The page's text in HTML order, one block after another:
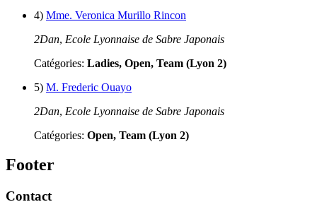
4) Mme. Veronica Murillo Rincon
2Dan, Ecole Lyonnaise de Sabre Japonais
Catégories: Ladies, Open, Team (Lyon 2)
5) M. Frederic Ouayo
2Dan, Ecole Lyonnaise de Sabre Japonais
Catégories: Open, Team (Lyon 2)
Footer
Contact